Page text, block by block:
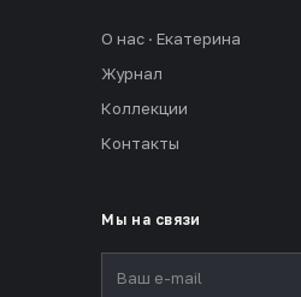
О нас · Екатерина
Журнал
Коллекции
Контакты
Мы на связи